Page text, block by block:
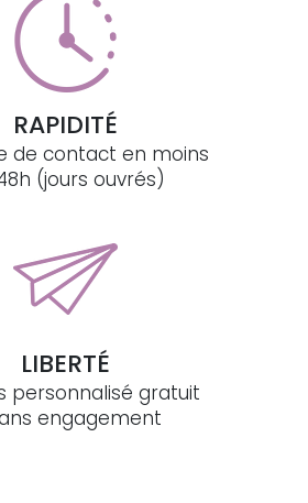
RAPIDITÉ
de contact en moins
(jours ouvrés)
LIBERTÉ
personnalisé gratuit
engagement